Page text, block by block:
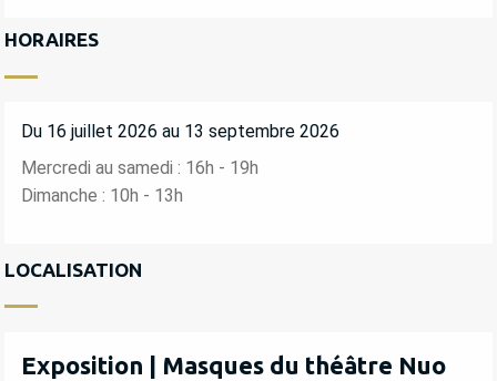
HORAIRES
Du 16 juillet 2026 au 13 septembre 2026
Mercredi au samedi : 16h - 19h
Dimanche : 10h - 13h
LOCALISATION
Exposition | Masques du théâtre Nuo